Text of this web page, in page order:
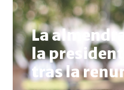
La
la
tras la